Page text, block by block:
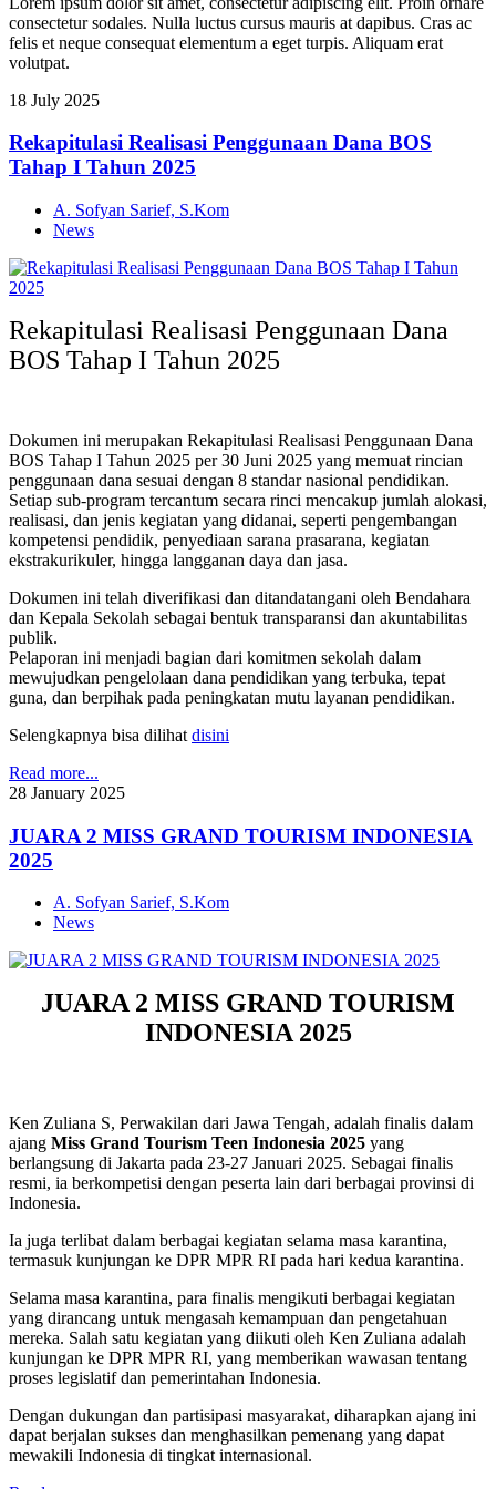
consectetur sodales. Nulla luctus cursus mauris at dapibus. Cras ac
felis et neque consequat elementum a eget turpis. Aliquam erat
volutpat.
18 July 2025
Rekapitulasi Realisasi Penggunaan Dana BOS
Tahap I Tahun 2025
A. Sofyan Sarief, S.Kom
News
Rekapitulasi Realisasi Penggunaan Dana
BOS Tahap I Tahun 2025
Dokumen ini merupakan Rekapitulasi Realisasi Penggunaan Dana
BOS Tahap I Tahun 2025 per 30 Juni 2025 yang memuat rincian
penggunaan dana sesuai dengan 8 standar nasional pendidikan.
Setiap sub-program tercantum secara rinci mencakup jumlah alokasi,
realisasi, dan jenis kegiatan yang didanai, seperti pengembangan
kompetensi pendidik, penyediaan sarana prasarana, kegiatan
ekstrakurikuler, hingga langganan daya dan jasa.
Dokumen ini telah diverifikasi dan ditandatangani oleh Bendahara
dan Kepala Sekolah sebagai bentuk transparansi dan akuntabilitas
publik.
Pelaporan ini menjadi bagian dari komitmen sekolah dalam
mewujudkan pengelolaan dana pendidikan yang terbuka, tepat
guna, dan berpihak pada peningkatan mutu layanan pendidikan.
Selengkapnya bisa dilihat disini
Read more...
28 January 2025
JUARA 2 MISS GRAND TOURISM INDONESIA
2025
A. Sofyan Sarief, S.Kom
News
JUARA 2 MISS GRAND TOURISM
INDONESIA 2025
Ken Zuliana S, Perwakilan dari Jawa Tengah, adalah finalis dalam
ajang Miss Grand Tourism Teen Indonesia 2025 yang
berlangsung di Jakarta pada 23-27 Januari 2025. Sebagai finalis
resmi, ia berkompetisi dengan peserta lain dari berbagai provinsi di
Indonesia.
Ia juga terlibat dalam berbagai kegiatan selama masa karantina,
termasuk kunjungan ke DPR MPR RI pada hari kedua karantina.
Selama masa karantina, para finalis mengikuti berbagai kegiatan
yang dirancang untuk mengasah kemampuan dan pengetahuan
mereka. Salah satu kegiatan yang diikuti oleh Ken Zuliana adalah
kunjungan ke DPR MPR RI, yang memberikan wawasan tentang
proses legislatif dan pemerintahan Indonesia.
Dengan dukungan dan partisipasi masyarakat, diharapkan ajang ini
dapat berjalan sukses dan menghasilkan pemenang yang dapat
mewakili Indonesia di tingkat internasional.